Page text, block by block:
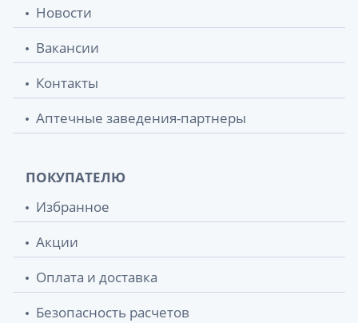
Новости
Вакансии
Контакты
Аптечные заведения-партнеры
ПОКУПАТЕЛЮ
Избранное
Акции
Оплата и доставка
Безопасность расчетов